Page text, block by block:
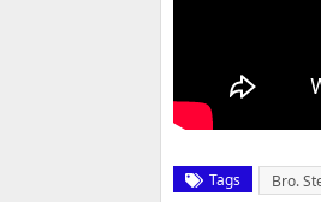
Tags Bro.